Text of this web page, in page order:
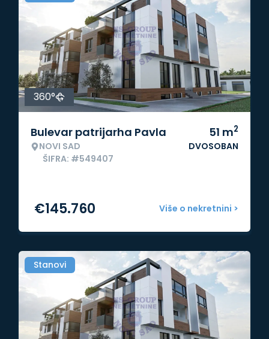
360°
Bulevar patrijarha Pavla
NOVI SAD
ŠIFRA: #549407
51 m2
DVOSOBAN
Više o nekretnini >
€145.760
Stanovi